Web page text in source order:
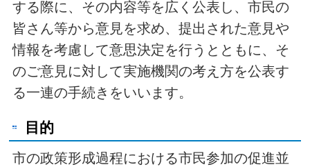
する際に、その内容等を広く公表し、市民の
皆さん等から意見を求め、提出された意見や
情報を考慮して意思決定を行うとともに、そ
のご意見に対して実施機関の考え方を公表す
る一連の手続きをいいます。
目的
市の政策形成過程における市民参加の促進並